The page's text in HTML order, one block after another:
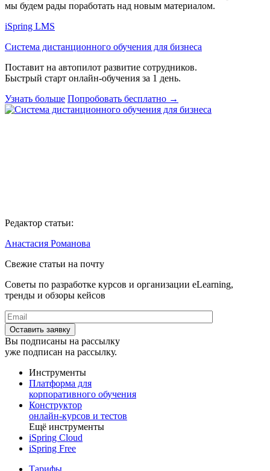
мы будем рады поработать над новым материалом.
iSpring LMS
Система дистанционного обучения для бизнеса
Поставит на автопилот развитие сотрудников.
Быстрый старт онлайн‑обучения за 1 день.
Узнать больше Попробовать бесплатно →
Редактор статьи:
Анастасия Романова
Свежие статьи на почту
Советы по разработке курсов и организации eLearning,
тренды и обзоры кейсов
Вы подписаны на рассылку
уже подписан на рассылку.
Инструменты
Платформа для
корпоративного обучения
Конструктор
онлайн-курсов и тестов
Ещё инструменты
iSpring Cloud
iSpring Free
Тарифы